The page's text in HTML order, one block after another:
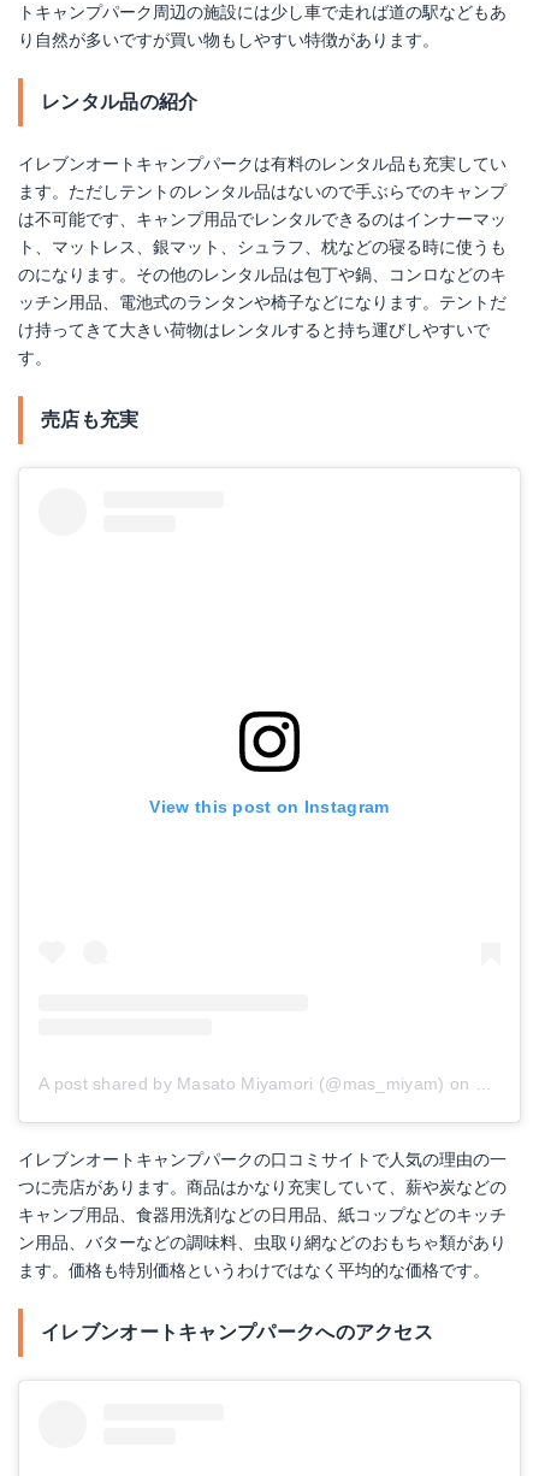
トキャンプパーク周辺の施設には少し車で走れば道の駅などもあ
り自然が多いですが買い物もしやすい特徴があります。
レンタル品の紹介
イレブンオートキャンプパークは有料のレンタル品も充実してい
ます。ただしテントのレンタル品はないので手ぶらでのキャンプ
は不可能です、キャンプ用品でレンタルできるのはインナーマッ
ト、マットレス、銀マット、シュラフ、枕などの寝る時に使うも
のになります。その他のレンタル品は包丁や鍋、コンロなどのキ
ッチン用品、電池式のランタンや椅子などになります。テントだ
け持ってきて大きい荷物はレンタルすると持ち運びしやすいで
す。
売店も充実
View this post on Instagram
A post shared by Masato Miyamori (@mas_miyam) on Sep 4,
イレブンオートキャンプパークの口コミサイトで人気の理由の一
つに売店があります。商品はかなり充実していて、薪や炭などの
キャンプ用品、食器用洗剤などの日用品、紙コップなどのキッチ
ン用品、バターなどの調味料、虫取り網などのおもちゃ類があり
ます。価格も特別価格というわけではなく平均的な価格です。
イレブンオートキャンプパークへのアクセス